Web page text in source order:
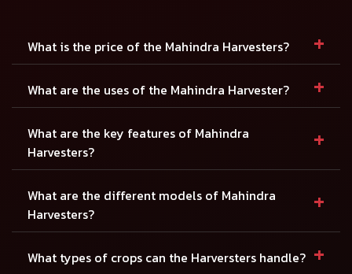
What is the price of the Mahindra Harvesters? +
What are the uses of the Mahindra Harvester? +
What are the key features of Mahindra
Harvesters?
+
What are the different models of Mahindra
Harvesters?
+
What types of crops can the Harversters handle? +